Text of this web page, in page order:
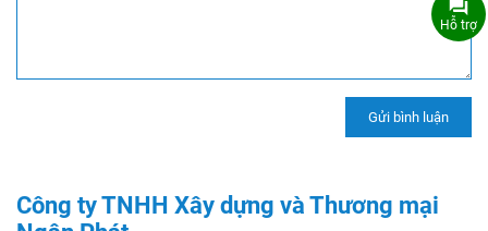
Công ty TNHH Xây dựng và Thương mại
Hỗ trợ